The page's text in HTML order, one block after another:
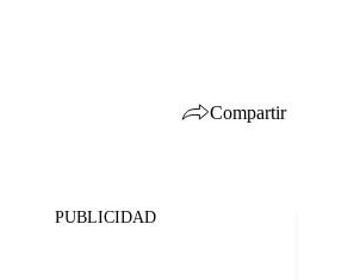
Compartir
PUBLICIDAD